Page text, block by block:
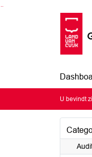
Ga naar de inhoud van
Ga naar het zoeken
Ga naar het menu
U bevindt